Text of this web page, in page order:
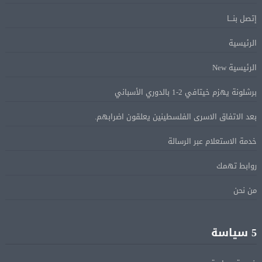
على روسيا لوقف الحرب بأوكرانيا
الإسرائيلية بالقدس.. ويطلق تحركا دوليا لوقفها
قاسية
الكامل مع اليونان في مواجهة تداعيات حرائق الغابات
الرئيس السيسى يستقبل ملك البحرين فى مطار العلمين
فى زيارة لتعزيز أواصر الأخوة الراسخة بين البلدين
الشقيقين
إتصل بنـــا
الرئيسية
الرئيسية New
برشلونة يهزم خيتافي 2-1 بالدوري الأسباني
بعد الاتفاق الاسرى الفلسطينين يعلقون اضرابهم.
خدمة الاستعلام عبر الرسالة
روابط تهمك
من نحن
5 سياسة